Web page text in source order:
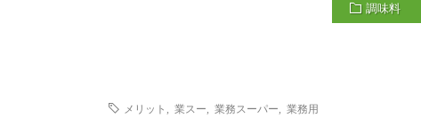
調味料
メリット 業スー 業務スーパー 業務用